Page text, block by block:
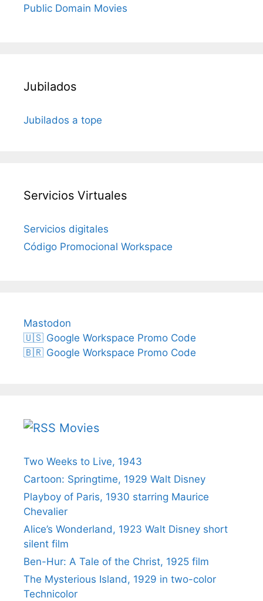
Public Domain Movies
Jubilados
Jubilados a tope
Servicios Virtuales
Servicios digitales
Código Promocional Workspace
Mastodon
🇺🇸 Google Workspace Promo Code
🇧🇷 Google Workspace Promo Code
Movies
Two Weeks to Live, 1943
Cartoon: Springtime, 1929 Walt Disney
Playboy of Paris, 1930 starring Maurice
Chevalier
Alice’s Wonderland, 1923 Walt Disney short
silent film
Ben-Hur: A Tale of the Christ, 1925 film
The Mysterious Island, 1929 in two-color
Technicolor